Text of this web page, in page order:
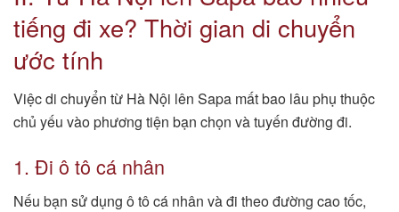
tiếng đi xe? Thời gian di chuyển
ước tính
Việc di chuyển từ Hà Nội lên Sapa mất bao lâu phụ thuộc
chủ yếu vào phương tiện bạn chọn và tuyến đường đi.
1. Đi ô tô cá nhân
Nếu bạn sử dụng ô tô cá nhân và đi theo đường cao tốc,